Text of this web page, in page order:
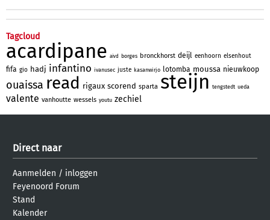
Tagcloud
acardipane aivd borges bronckhorst deijl eenhoorn elsenhout
fifa gio hadj infantino ivanusec juste kasanwirjo lotomba moussa nieuwkoop
ouaissa read rigaux scorend sparta steijn tengstedt ueda
valente vanhoutte wessels youtu zechiel
Direct naar
Aanmelden / inloggen
Feyenoord Forum
Stand
Kalender